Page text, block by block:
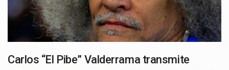
Carlos “El Pibe” Valderrama transmite